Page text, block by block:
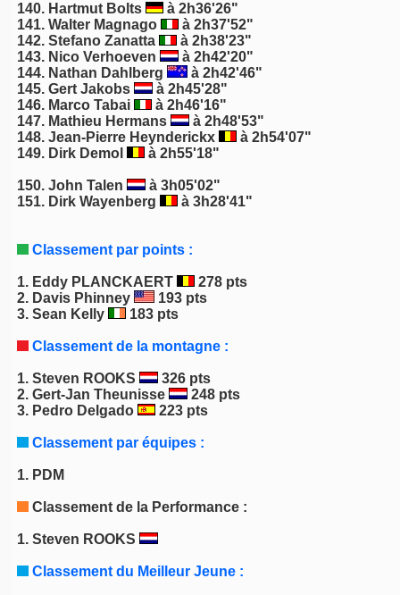
140. Hartmut Bolts
à 2h36'26"
141. Walter Magnago
à 2h37'52"
142. Stefano Zanatta
à 2h38'23"
143. Nico Verhoeven
à 2h42'20"
144. Nathan Dahlberg
à 2h42'46"
145. Gert Jakobs
à 2h45'28"
146. Marco Tabai
à 2h46'16"
147. Mathieu Hermans
à 2h48'53"
148. Jean-Pierre Heynderickx
à 2h54'07"
149. Dirk Demol
à 2h55'18"
150. John Talen
à 3h05'02"
151. Dirk Wayenberg
à 3h28'41"
Classement par points :
1. Eddy PLANCKAERT
278 pts
2. Davis Phinney
193 pts
3. Sean Kelly 183 pts
Classement de la montagne :
1. Steven ROOKS
326 pts
2. Gert-Jan Theunisse
248 pts
3. Pedro Delgado 223 pts
Classement par équipes :
1. PDM
Classement de la Performance :
1. Steven ROOKS
Classement du Meilleur Jeune :